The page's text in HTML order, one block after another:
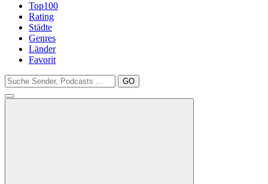
Top100
Rating
Städte
Genres
Länder
Favorit
GO